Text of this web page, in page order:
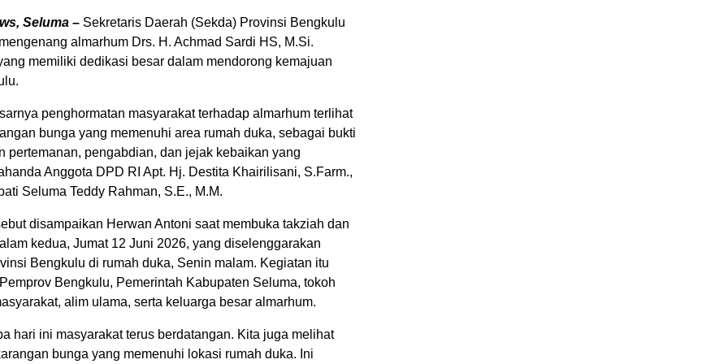
Seluma – Sekretaris Daerah (Sekda) Provinsi Bengkulu
almarhum Drs. H. Achmad Sardi HS, M.Si.
memiliki dedikasi besar dalam mendorong kemajuan
penghormatan masyarakat terhadap almarhum terlihat
bunga yang memenuhi area rumah duka, sebagai bukti
pertemanan, pengabdian, dan jejak kebaikan yang
Anggota DPD RI Apt. Hj. Destita Khairilisani, S.Farm.,
Seluma Teddy Rahman, S.E., M.M.
disampaikan Herwan Antoni saat membuka takziah dan
kedua, Jumat 12 Juni 2026, yang diselenggarakan
Bengkulu di rumah duka, Senin malam. Kegiatan itu
Bengkulu, Pemerintah Kabupaten Seluma, tokoh
alim ulama, serta keluarga besar almarhum.
hari ini masyarakat terus berdatangan. Kita juga melihat
bunga yang memenuhi lokasi rumah duka. Ini